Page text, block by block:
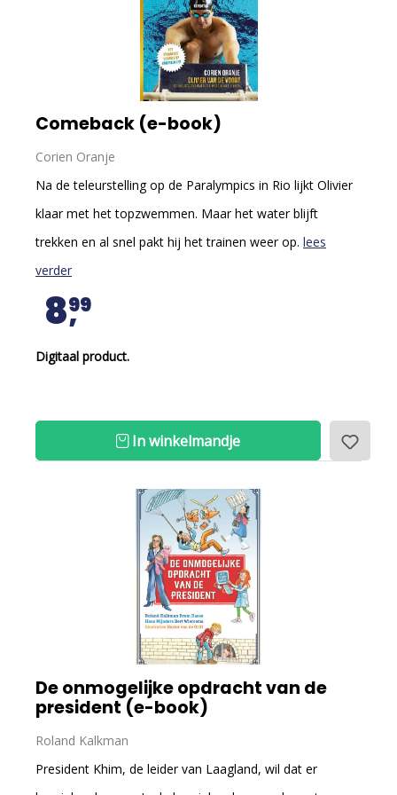
Comeback (e-book)
Corien Oranje
Na de teleurstelling op de Paralympics in Rio lijkt Olivier
klaar met het topzwemmen. Maar het water blijft
trekken en al snel pakt hij het trainen weer op. lees
verder
899
Digitaal product.
In winkelmandje
De onmogelijke opdracht van de
president (e-book)
Roland Kalkman
President Khim, de leider van Laagland, wil dat er